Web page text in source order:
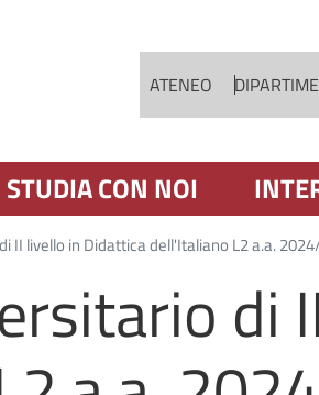
ATENEO
STUDIA CON NOI
II livello in Didattica dell'Italiano L2 a.a.
di